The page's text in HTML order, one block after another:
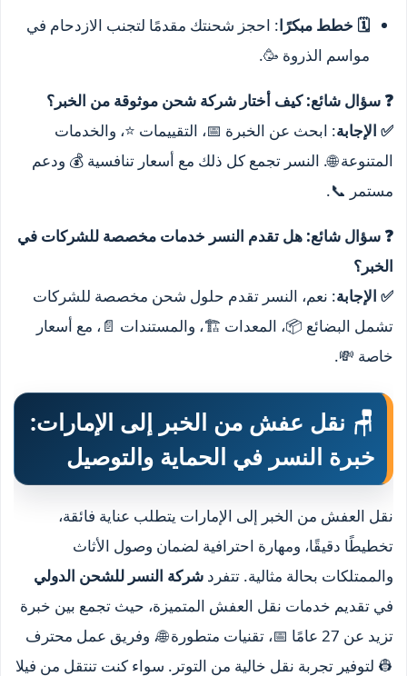
🗓️ خطط مبكرًا: احجز شحنتك مقدمًا لتجنب الازدحام في
مواسم الذروة 🥳.
❓ سؤال شائع: كيف أختار شركة شحن موثوقة من الخبر؟
✅ الإجابة: ابحث عن الخبرة 📅، التقييمات ⭐، والخدمات
المتنوعة 🌐. النسر تجمع كل ذلك مع أسعار تنافسية 💰 ودعم
مستمر 📞.
❓ سؤال شائع: هل تقدم النسر خدمات مخصصة للشركات في
الخبر؟
✅ الإجابة: نعم، النسر تقدم حلول شحن مخصصة للشركات
تشمل البضائع 📦، المعدات 🏗️، والمستندات 📄، مع أسعار
خاصة 💸.
🪑 نقل عفش من الخبر إلى الإمارات:
خبرة النسر في الحماية والتوصيل
نقل العفش من الخبر إلى الإمارات يتطلب عناية فائقة،
تخطيطًا دقيقًا، ومهارة احترافية لضمان وصول الأثاث
والممتلكات بحالة مثالية. تتفرد شركة النسر للشحن الدولي
في تقديم خدمات نقل العفش المتميزة، حيث تجمع بين خبرة
تزيد عن 27 عامًا 📅، تقنيات متطورة 🌐، وفريق عمل محترف
👷 لتوفير تجربة نقل خالية من التوتر. سواء كنت تنتقل من فيلا